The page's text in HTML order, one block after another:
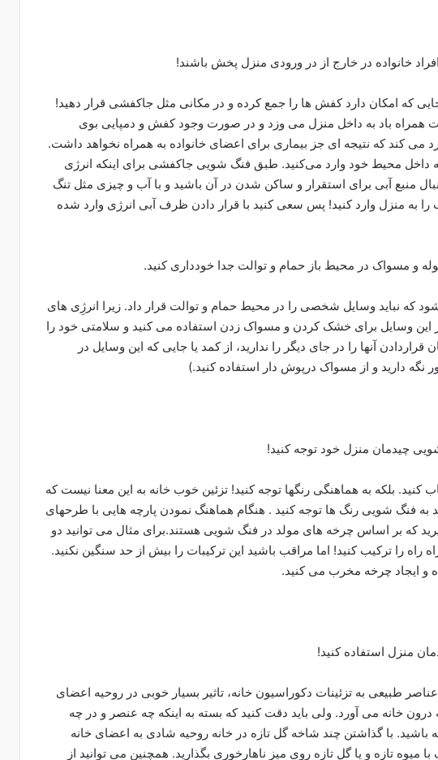
خانواده در خارج از در ورودی منزل پخش باشند!
که امکان دارد کفش ها را جمع کرده و در مکانی مثل جاکفشی قرار دهید!
همراه باد به داخل منزل می وزد و در صورت وجود کفش و دمپایی بوی
می کند که نتیجه ای جز بیماری برای اعضای خانواده به همراه نخواهد داشت.
داخل محیط خود وارد می‌کنید. طبق فنگ شویی جاکفشی برای اینکه انرژی
منبع آبی برای استقرار و ساکن شدن در آن باشید و با آب و چیزی مثل تنگ
را به منزل وارد کنید! پس سعی کنید با قرار دادن ظرف آبی انرژی وارد شده
و مسواک در محیط باز حمام و توالت جدا خودداری کنید.
که نباید وسایل شخصی را در محیط حمام و توالت قرار داد. زیرا انرژِی های
این وسایل برای خشک کردن و مسواک زدن استفاده می کنید و سلامتی خود را
قراردادن آنها را در جای دیگر را ندارید، از کمد یا جایی که این وسایل در
دارید و از مسواک درپوش دار استفاده کنید.)
چیدمان منزل خود توجه کنید!
کنید. بلکه به هماهنگی رنگها توجه کنید! تزئین خوب خانه به این معنا نیست که
به فنگ شویی رنگ ها توجه کنید . هنگام هماهنگ نمودن پارچه هایی با طرحهای
که بر اساس چرخه های مولد در فنگ شویی هستند.برای مثال می توانید دو
راه را ترکیب کنید! اما مراقب باشید این ترکیبات را بیش از حد سنگین نکنید.
و ایجاد چرخه مخرب می کنید.
منزل استفاده کنید!
طبیعی به تزئینات دکوراسیون خانه، تاثیر بسیار خوبی در روحیه اعضای
درون خانه می آورد. ولی باید دقت کنید که بسته به اینکه چه عنصر و در چه
باشید. با گذاشتن چند شاخه گل تازه در خانه روحیه شادی به اعضای خانه
تازه و یا گل‌‌ تازه روی میز ناهار‌خوری بگذاريد. همچنین می توانید از